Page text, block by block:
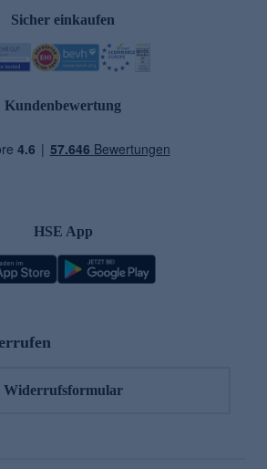
Sicher einkaufen
Kundenbewertung
HSE App
Widerrufsformular